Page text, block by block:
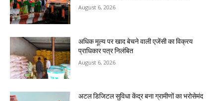
August 6, 2026
अधिक मूल्य पर खाद बेचने वाली एजेंसी का विक्रय
प्राधिकार पत्र निलंबित
August 6, 2026
अटल डिजिटल सुविधा केंद्र बना ग्रामीणों का भरोसेमंद